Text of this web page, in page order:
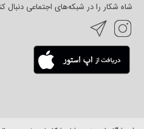
شاه شکار را در شبکه‌های اجتماعی دنبال